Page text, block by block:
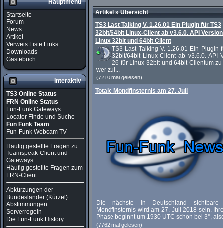
Hauptmenü
Startseite
Forum
News
Artikel
Verweis Liste Links
Downloads
Gästebuch
Interaktiv
TS3 Online Status
FRN Online Status
Fun-Funk Gateways
Locator Finde und Suche
Fun Funk Team
Fun-Funk Webcam TV
Häufig gestellte Fragen zu
Teamspeak-Client und
Gateways
Häufig gestellte Fragen zum
FRN-Client
Abkürzungen der
Bundesländer (Kürzel)
Abstimmungen
Serverregeln
Die Fun-Funk History
Artikel»Übersicht
TS3 Last Talking V. 1.26.01 Ein Plugin für TS3
32bit/64bit Linux-Client ab v3.6.0. API
Linux 32bit und 64bit Client
TS3 Last Talking V. 1.26.01 Ein Plugin
32bit/64bit Linux-Client ab v3.6.0. API
26 für Linux 32bit und 64bit Clientum
wer zul...
(7210 mal gelesen)
Totale Mondfinsternis am 27. Juli
Die nächste in Deutschland sichtbare
Mondfinsternis wird am 27. Juli 2018 sein.
Phase beginnt um 1930 UTC schon bei 3°,
(7762 mal gelesen)